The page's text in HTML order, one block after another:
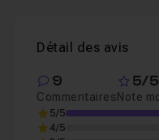
Leçon 3 Mise en
Détail des avis
9
Commentaires
5/5
Note
5/5
4/5